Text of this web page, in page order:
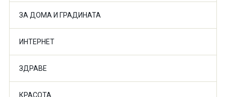
ЗА ДОМА И ГРАДИНАТА
ИНТЕРНЕТ
ЗДРАВЕ
КРАСОТА